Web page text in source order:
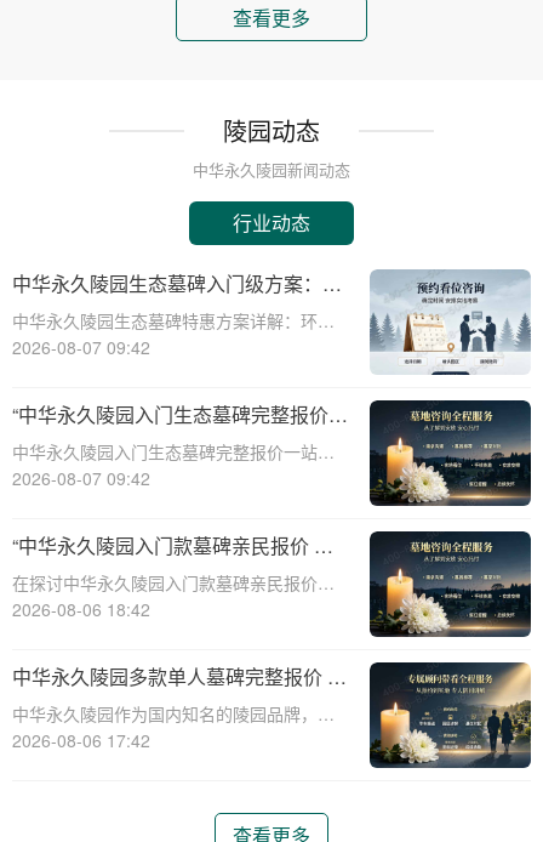
查看更多
陵园动态
中华永久陵园新闻动态
行业动态
中华永久陵园生态墓碑入门级方案：完
整报价与一站式服务打包特惠解析
中华永久陵园生态墓碑特惠方案详解：环
保、经济、个性化选择☎ 中华永久陵园电
提升，选择一个环保且经济的陵园及墓碑成
为许多家庭的考虑。中华永久陵园，作
2026-08-07 09:42
“中华永久陵园入门生态墓碑完整报价
一站式服务打包特惠详解”
中华永久陵园入门生态墓碑完整报价一站式
服务打包特惠详解☎ 中华永久陵园电话:400-
之一，一直致力于提供高品质、个性化的墓
碑服务。生态墓碑作为一种环保、
2026-08-07 09:42
“中华永久陵园入门款墓碑亲民报价 一
次性付清享折上折：超值优惠与便捷选
择的完美结合”
在探讨中华永久陵园入门款墓碑亲民报价这
一主题时，我们首先需要理解墓碑选择的重
对逝者的纪念，也是对生者情感的寄托。因
此，选择一款既符合预算又具有纪念意义的
墓碑显得尤
2026-08-06 18:42
中华永久陵园多款单人墓碑完整报价 淡
季下单直降数千元详解
中华永久陵园作为国内知名的陵园品牌，提
供多种单人墓碑选择，满足不同客户的需
元的优惠政策，帮助消费者做出明智的选
2026-08-06 17:42
查看更多